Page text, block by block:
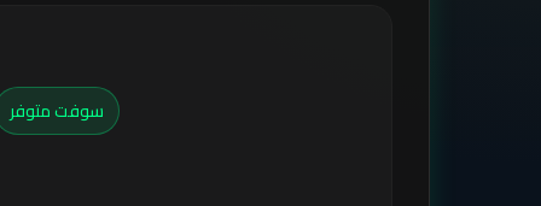
سوفت متوفر